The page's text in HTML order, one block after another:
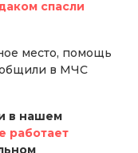
спасли
место, помощь
в МЧС
в нашем
работает